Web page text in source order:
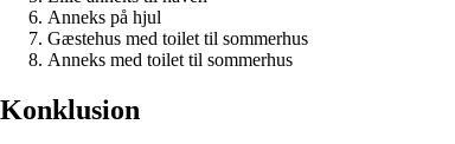
Anneks på hjul
Gæstehus med toilet til sommerhus
Anneks med toilet til sommerhus
Konklusion